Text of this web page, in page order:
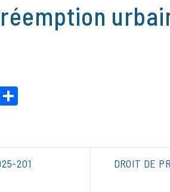
201
DROIT DE